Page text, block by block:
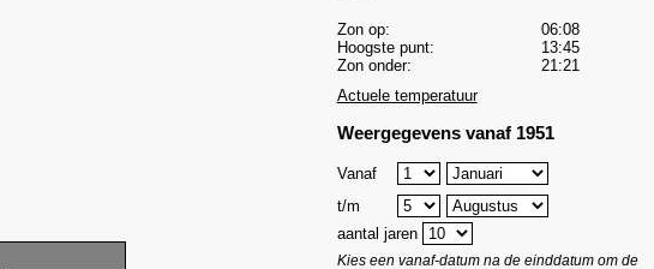
Zon op:
06:08
Hoogste punt:
13:45
Zon onder:
21:21
Actuele temperatuur
Weergegevens vanaf 1951
Vanaf
t/m
aantal jaren
Kies een vanaf-datum na de einddatum om de